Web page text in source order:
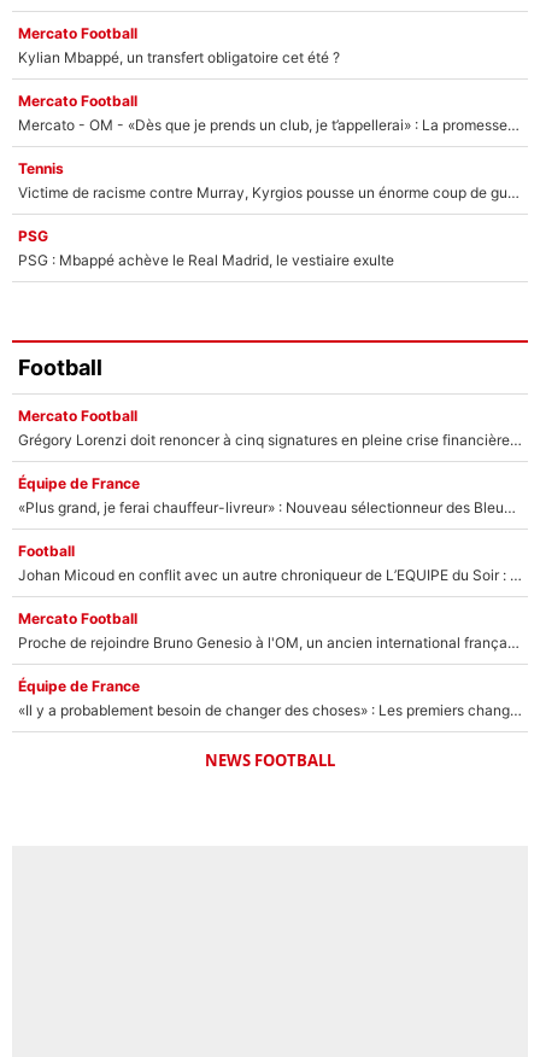
Mercato Football
Kylian Mbappé, un transfert obligatoire cet été ?
Mercato Football
Mercato - OM - «Dès que je prends un club, je t’appellerai» : La promesse de Marcelino au moment de claquer la porte
Tennis
Victime de racisme contre Murray, Kyrgios pousse un énorme coup de gueule !
PSG
PSG : Mbappé achève le Real Madrid, le vestiaire exulte
Football
Mercato Football
Grégory Lorenzi doit renoncer à cinq signatures en pleine crise financière : L’IA propose sept noms à l’OM pour un mercato réussi... à seulement 5M€ !
Équipe de France
«Plus grand, je ferai chauffeur-livreur» : Nouveau sélectionneur des Bleus, Zinédine Zidane s’était imaginé un avenir très différent lorsqu'il était enfant
Football
Johan Micoud en conflit avec un autre chroniqueur de L’EQUIPE du Soir : «Pendant un moment, je ne les ai pas remis ensemble dans l'émission»
Mercato Football
Proche de rejoindre Bruno Genesio à l'OM, un ancien international français va finalement débarquer... sur RMC !
Équipe de France
«Il y a probablement besoin de changer des choses» : Les premiers changements de Zinedine Zidane en équipe de France sont révélés ?
NEWS FOOTBALL